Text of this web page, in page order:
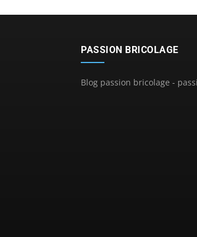
PASSION BRICOLAGE
Blog passion bricolage -